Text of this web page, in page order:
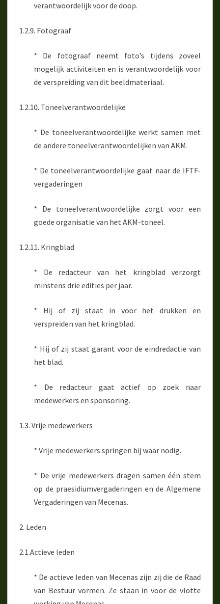
verantwoordelijk voor de doop.
1.2.9. Fotograaf
* De fotograaf neemt foto’s tijdens zoveel
mogelijk activiteiten en is verantwoordelijk voor
de verspreiding van dit beeldmateriaal.
1.2.10. Toneelverantwoordelijke
* De toneelverantwoordelijke werkt samen met
de andere toneelverantwoordelijken van AKM.
* De toneelverantwoordelijke gaat naar de IFTF-
vergaderingen
* De toneelverantwoordelijke zorgt voor een
goede organisatie van het AKM-toneel.
1.2.11. Kringblad
* De redacteur van het kringblad verzorgt
minstens drie edities per jaar.
* Hij of zij staat in voor het drukken en
verspreiden van het kringblad.
* Hij of zij staat garant voor de eindredactie van
het blad.
* De redacteur gaat actief op zoek naar
medewerkers en sponsoring.
1.3. Vrije medewerkers
* Vrije medewerkers springen bij waar nodig.
* De vrije medewerkers dragen samen één stem
op de praesidiumvergaderingen en de Algemene
Vergaderingen van Mecenas.
2. Leden
2.1.Actieve leden
* De actieve leden van Mecenas zijn zij die de Raad
van Bestuur vormen. Ze staan in voor de vlotte